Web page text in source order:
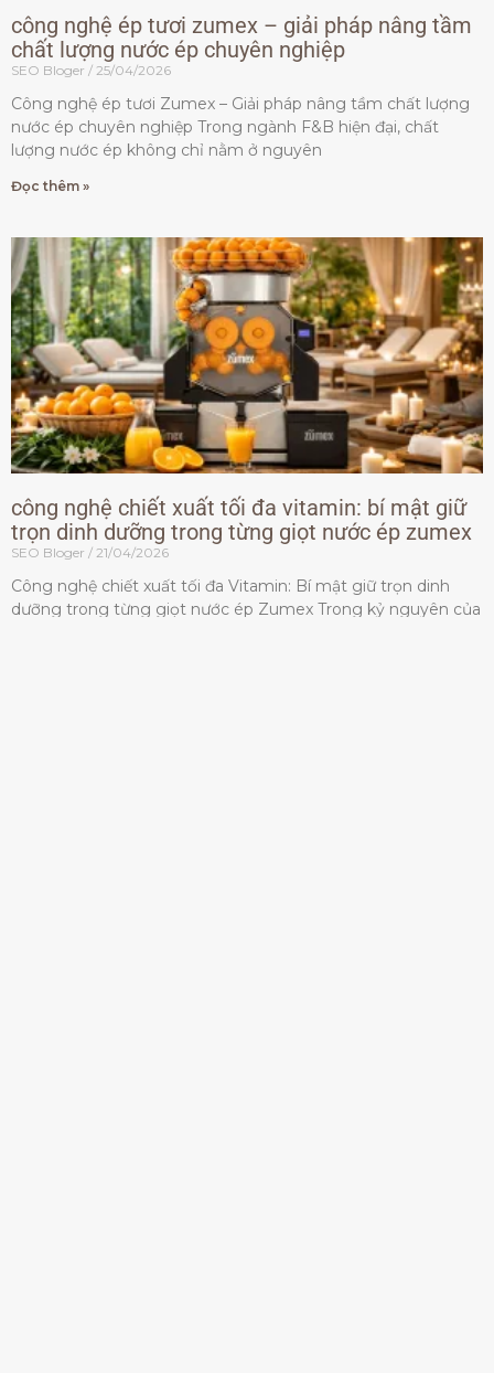
công nghệ ép tươi zumex – giải pháp nâng tầm
chất lượng nước ép chuyên nghiệp
SEO Bloger 25/04/2026
Công nghệ ép tươi Zumex – Giải pháp nâng tầm chất lượng
nước ép chuyên nghiệp Trong ngành F&B hiện đại, chất
lượng nước ép không chỉ nằm ở nguyên
Đọc thêm »
công nghệ chiết xuất tối đa vitamin: bí mật giữ
trọn dinh dưỡng trong từng giọt nước ép zumex
SEO Bloger 21/04/2026
Công nghệ chiết xuất tối đa Vitamin: Bí mật giữ trọn dinh
dưỡng trong từng giọt nước ép Zumex Trong kỷ nguyên của